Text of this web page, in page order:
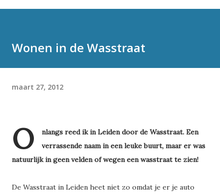
Wonen in de Wasstraat
maart 27, 2012
O
nlangs reed ik in Leiden door de Wasstraat. Een
verrassende naam in een leuke buurt, maar er was
natuurlijk in geen velden of wegen een wasstraat te zien!
De Wasstraat in Leiden heet niet zo omdat je er je auto